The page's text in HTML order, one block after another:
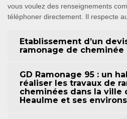
vous voulez des renseignements
téléphoner directement. Il respecte
Etablissement d’un
ramonage de cheminée
GD Ramonage 95 : un
réaliser les travaux de
cheminées dans la ville
Heaulme et ses environs